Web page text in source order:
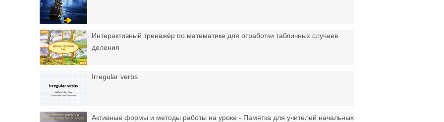
Интерактивный тренажёр по математике для отработки табличных случаев
деления
Irregular verbs
Активные формы и методы работы на уроке - Памятка для учителей начальных